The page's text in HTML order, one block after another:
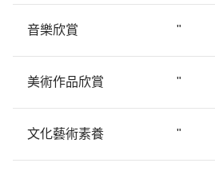
音樂欣賞 "
美術作品欣賞 "
文化藝術素養 "